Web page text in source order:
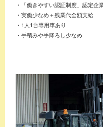
・「働きやすい認証制度」認定企
・実働少なめ＋残業代全額支給
・1人1台専用車あり
・手積みや手降ろし少なめ